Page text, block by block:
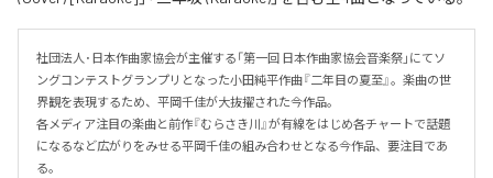
社団法人･日本作曲家協会が主催する「第一回 日本作曲家協会音楽祭」にてソ
ングコンテストグランプリとなった小田純平作曲『二年目の夏至』。楽曲の世
界観を表現するため、平岡千佳が大抜擢された今作品。
各メディア注目の楽曲と前作『むらさき川』が有線をはじめ各チャートで話題
になるなど広がりをみせる平岡千佳の組み合わせとなる今作品、要注目であ
る。